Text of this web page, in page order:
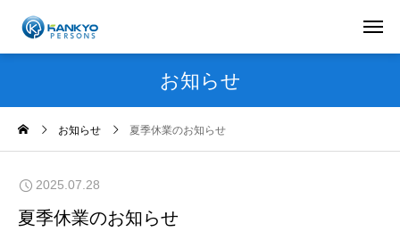
お知らせ
お知らせ 夏季休業のお知らせ
2025.07.28
夏季休業のお知らせ